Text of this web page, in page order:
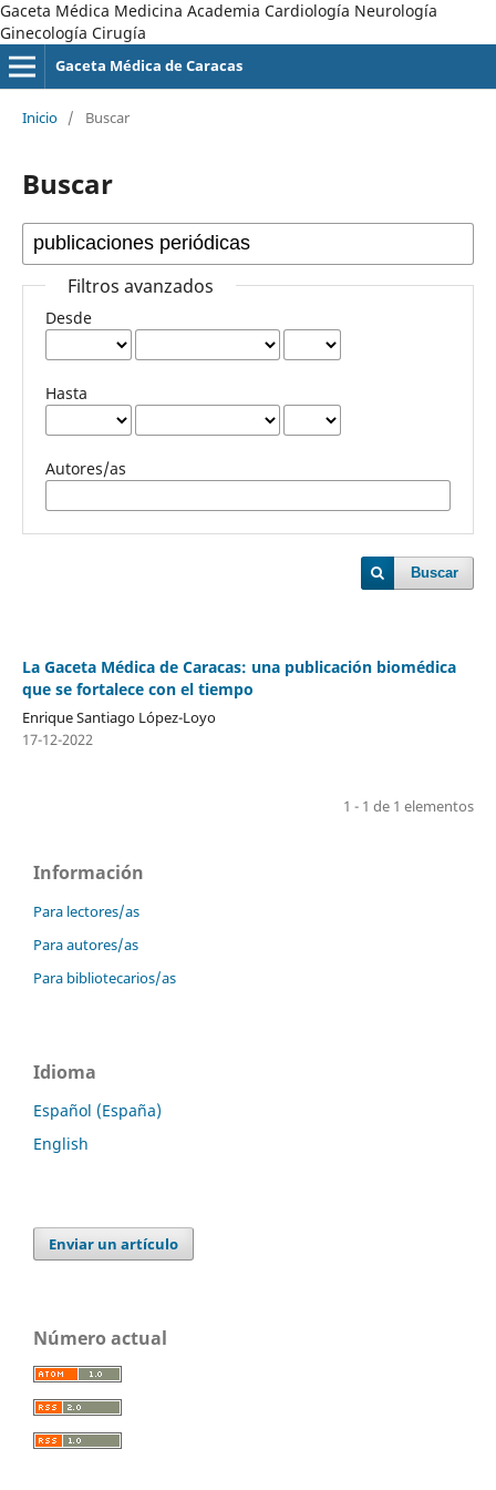
Gaceta Médica Medicina Academia Cardiología Neurología
Ginecología Cirugía
Gaceta Médica de Caracas
Inicio / Buscar
Buscar
Filtros avanzados
Desde
Hasta
Autores/as
Buscar
La Gaceta Médica de Caracas: una publicación biomédica
que se fortalece con el tiempo
Enrique Santiago López-Loyo
17-12-2022
1 - 1 de 1 elementos
Información
Para lectores/as
Para autores/as
Para bibliotecarios/as
Idioma
Español (España)
English
Enviar un artículo
Número actual